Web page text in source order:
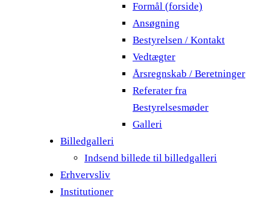
Formål (forside)
Ansøgning
Bestyrelsen / Kontakt
Vedtægter
Årsregnskab / Beretninger
Referater fra
Bestyrelsesmøder
Galleri
Billedgalleri
Indsend billede til billedgalleri
Erhvervsliv
Institutioner